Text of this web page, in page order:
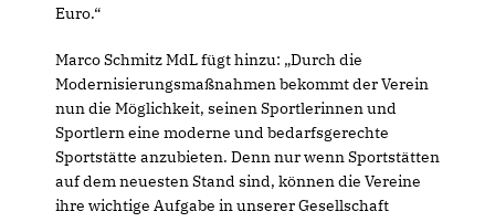
Euro.“
Marco Schmitz MdL fügt hinzu: „Durch die
Modernisierungsmaßnahmen bekommt der Verein
nun die Möglichkeit, seinen Sportlerinnen und
Sportlern eine moderne und bedarfsgerechte
Sportstätte anzubieten. Denn nur wenn Sportstätten
auf dem neuesten Stand sind, können die Vereine
ihre wichtige Aufgabe in unserer Gesellschaft